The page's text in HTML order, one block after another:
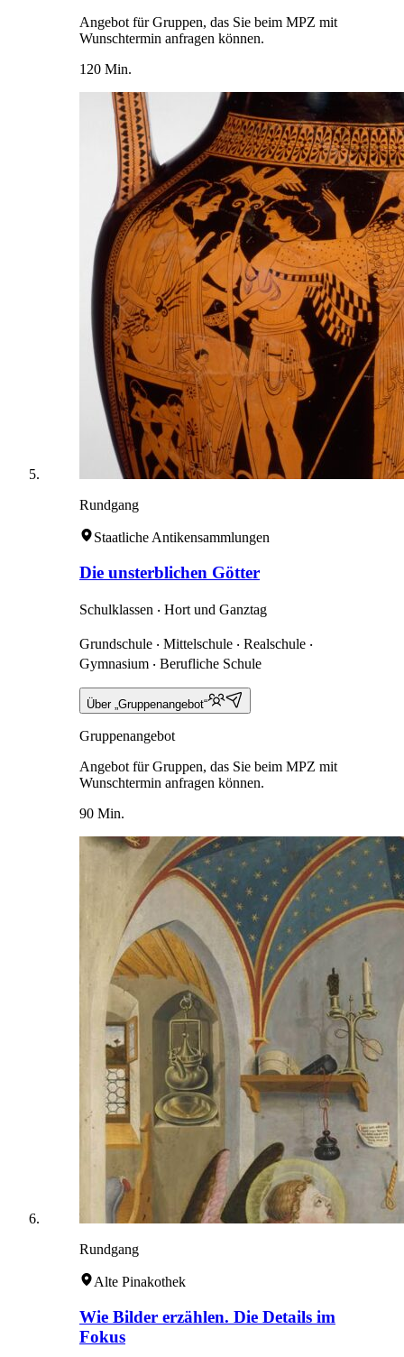
Angebot für Gruppen, das Sie beim MPZ mit
Wunschtermin anfragen können.
120 Min.
Rundgang
Staatliche Antikensammlungen
Die unsterblichen Götter
Schulklassen ‧ Hort und Ganztag
Grundschule ‧ Mittelschule ‧ Realschule ‧
Gymnasium ‧ Berufliche Schule
Über „Gruppenangebot“
Gruppenangebot
Angebot für Gruppen, das Sie beim MPZ mit
Wunschtermin anfragen können.
90 Min.
Rundgang
Alte Pinakothek
Wie Bilder erzählen. Die Details im
Fokus